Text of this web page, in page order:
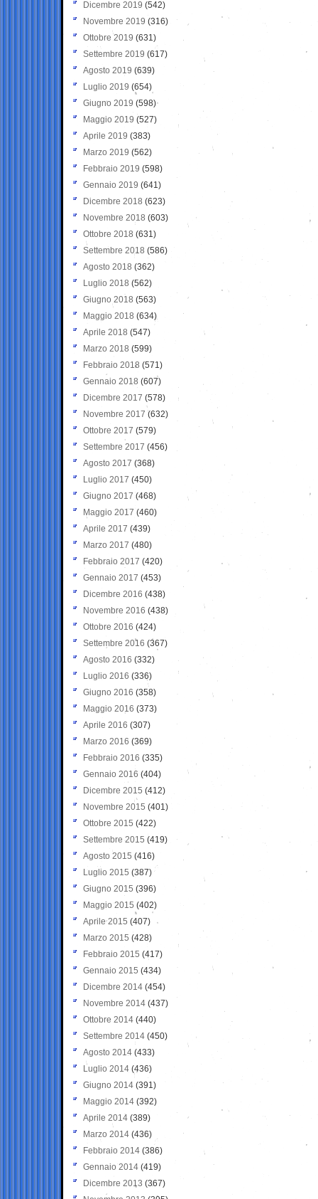
Dicembre 2019 (542)
Novembre 2019 (316)
Ottobre 2019 (631)
Settembre 2019 (617)
Agosto 2019 (639)
Luglio 2019 (654)
Giugno 2019 (598)
Maggio 2019 (527)
Aprile 2019 (383)
Marzo 2019 (562)
Febbraio 2019 (598)
Gennaio 2019 (641)
Dicembre 2018 (623)
Novembre 2018 (603)
Ottobre 2018 (631)
Settembre 2018 (586)
Agosto 2018 (362)
Luglio 2018 (562)
Giugno 2018 (563)
Maggio 2018 (634)
Aprile 2018 (547)
Marzo 2018 (599)
Febbraio 2018 (571)
Gennaio 2018 (607)
Dicembre 2017 (578)
Novembre 2017 (632)
Ottobre 2017 (579)
Settembre 2017 (456)
Agosto 2017 (368)
Luglio 2017 (450)
Giugno 2017 (468)
Maggio 2017 (460)
Aprile 2017 (439)
Marzo 2017 (480)
Febbraio 2017 (420)
Gennaio 2017 (453)
Dicembre 2016 (438)
Novembre 2016 (438)
Ottobre 2016 (424)
Settembre 2016 (367)
Agosto 2016 (332)
Luglio 2016 (336)
Giugno 2016 (358)
Maggio 2016 (373)
Aprile 2016 (307)
Marzo 2016 (369)
Febbraio 2016 (335)
Gennaio 2016 (404)
Dicembre 2015 (412)
Novembre 2015 (401)
Ottobre 2015 (422)
Settembre 2015 (419)
Agosto 2015 (416)
Luglio 2015 (387)
Giugno 2015 (396)
Maggio 2015 (402)
Aprile 2015 (407)
Marzo 2015 (428)
Febbraio 2015 (417)
Gennaio 2015 (434)
Dicembre 2014 (454)
Novembre 2014 (437)
Ottobre 2014 (440)
Settembre 2014 (450)
Agosto 2014 (433)
Luglio 2014 (436)
Giugno 2014 (391)
Maggio 2014 (392)
Aprile 2014 (389)
Marzo 2014 (436)
Febbraio 2014 (386)
Gennaio 2014 (419)
Dicembre 2013 (367)